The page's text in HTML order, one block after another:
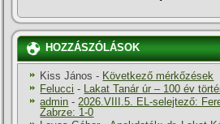
HOZZÁSZÓLÁSOK
Kiss János - Következő mérkőzések
Felucci - Lakat Tanár úr – 100 év
admin -2026.VIII.5. EL-selejtező:
Zabrze: 1-0